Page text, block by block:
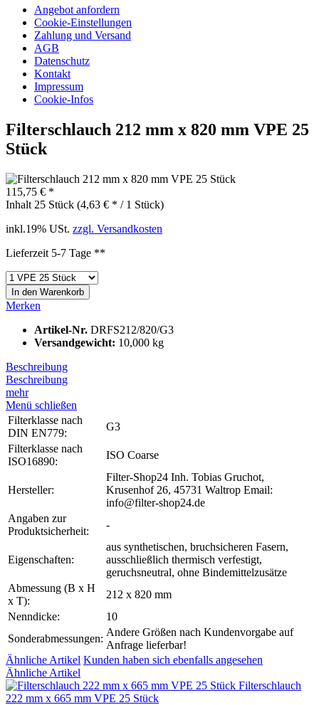
Angebot anfordern
Cookie-Einstellungen
Zahlung und Versand
AGB
Datenschutz
Kontakt
Impressum
Cookie-Infos
Filterschlauch 212 mm x 820 mm VPE 25
Stück
115,75 € *
Inhalt 25 Stück (4,63 € * / 1 Stück)
inkl.19% USt. zzgl. Versandkosten
Lieferzeit 5-7 Tage **
In den Warenkorb
Merken
Artikel-Nr. DRFS212/820/G3
Versandgewicht: 10,000 kg
Beschreibung
Beschreibung
mehr
Menü schließen
Filterklasse nach
DIN EN779:
G3
Filterklasse nach
ISO16890:
ISO Coarse
Hersteller:
Filter-Shop24 Inh. Tobias Gruchot,
Krusenhof 26, 45731 Waltrop Email:
info@filter-shop24.de
Angaben zur
Produktsicherheit:
-
Eigenschaften:
aus synthetischen, bruchsicheren Fasern,
ausschließlich thermisch verfestigt,
geruchsneutral, ohne Bindemittelzusätze
Abmessung (B x H
x T):
212 x 820 mm
Nenndicke:
10
Sonderabmessungen:
Andere Größen nach Kundenvorgabe auf
Anfrage lieferbar!
Ähnliche Artikel Kunden haben sich ebenfalls angesehen
Ähnliche Artikel
Filterschlauch
222 mm x 665 mm VPE 25 Stück